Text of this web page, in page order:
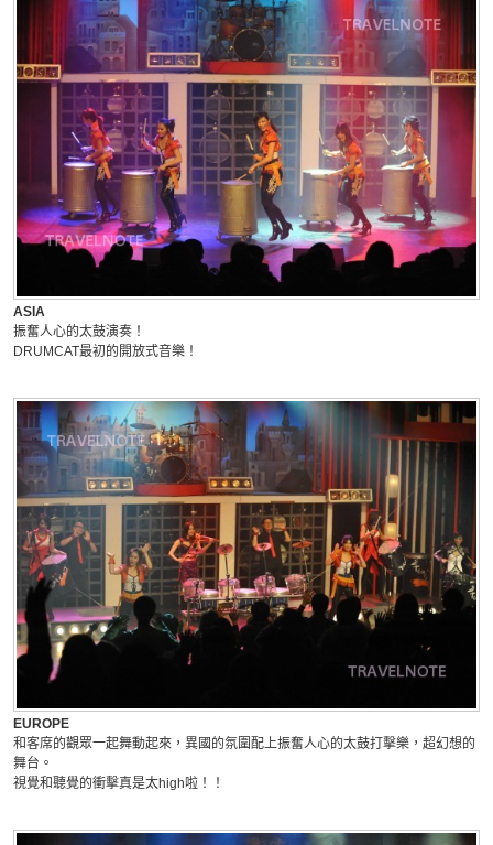
ASIA
振奮人心的太鼓演奏！
DRUMCAT最初的開放式音樂！
EUROPE
和客席的觀眾一起舞動起來，異國的氛圍配上振奮人心的太鼓打擊樂，超幻想的
舞台。
視覺和聽覺的衝擊真是太high啦！！